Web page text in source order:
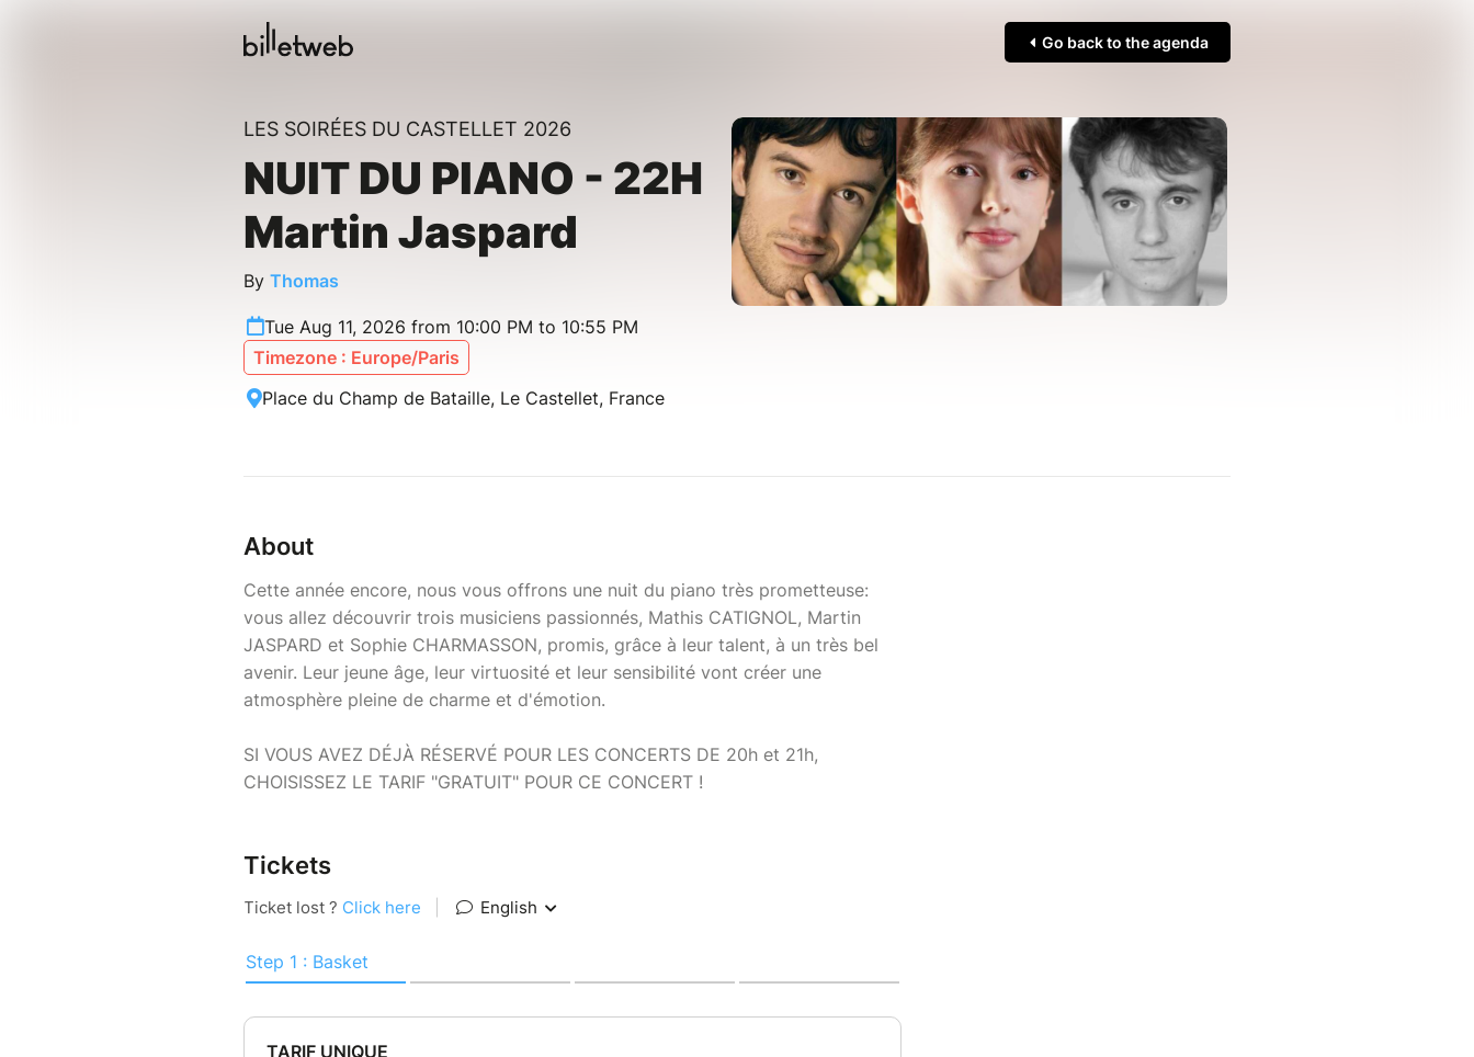
Go back to the agenda
LES SOIRÉES DU CASTELLET 2026
NUIT DU PIANO - 22H
Martin Jaspard
By Thomas
Tue Aug 11, 2026 from 10:00 PM to 10:55 PM
Timezone : Europe/Paris
Place du Champ de Bataille, Le Castellet, France
About
Cette année encore, nous vous offrons une nuit du piano très prometteuse:
vous allez découvrir trois musiciens passionnés, Mathis CATIGNOL, Martin
JASPARD et Sophie CHARMASSON, promis, grâce à leur talent, à un très bel
avenir. Leur jeune âge, leur virtuosité et leur sensibilité vont créer une
atmosphère pleine de charme et d'émotion.
SI VOUS AVEZ DÉJÀ RÉSERVÉ POUR LES CONCERTS DE 20h et 21h,
CHOISISSEZ LE TARIF "GRATUIT" POUR CE CONCERT !
Tickets